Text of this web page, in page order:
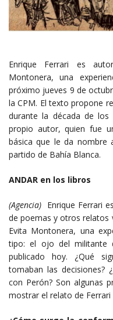
Enrique Ferrari es
Montonera, una
próximo jueves 9 de
la CPM. El texto propone
durante la década de
propio autor, quien fue
básica que le da nombre
partido de Bahía Blanca.
ANDAR en los libros
(Agencia) Enrique Ferrari
de poemas y otros relatos
Evita Montonera, una
tipo: el ojo del militante
publicado hoy. ¿Qué
tomaban las decisiones?
con Perón? Son algunas
mostrar el relato de Ferrari